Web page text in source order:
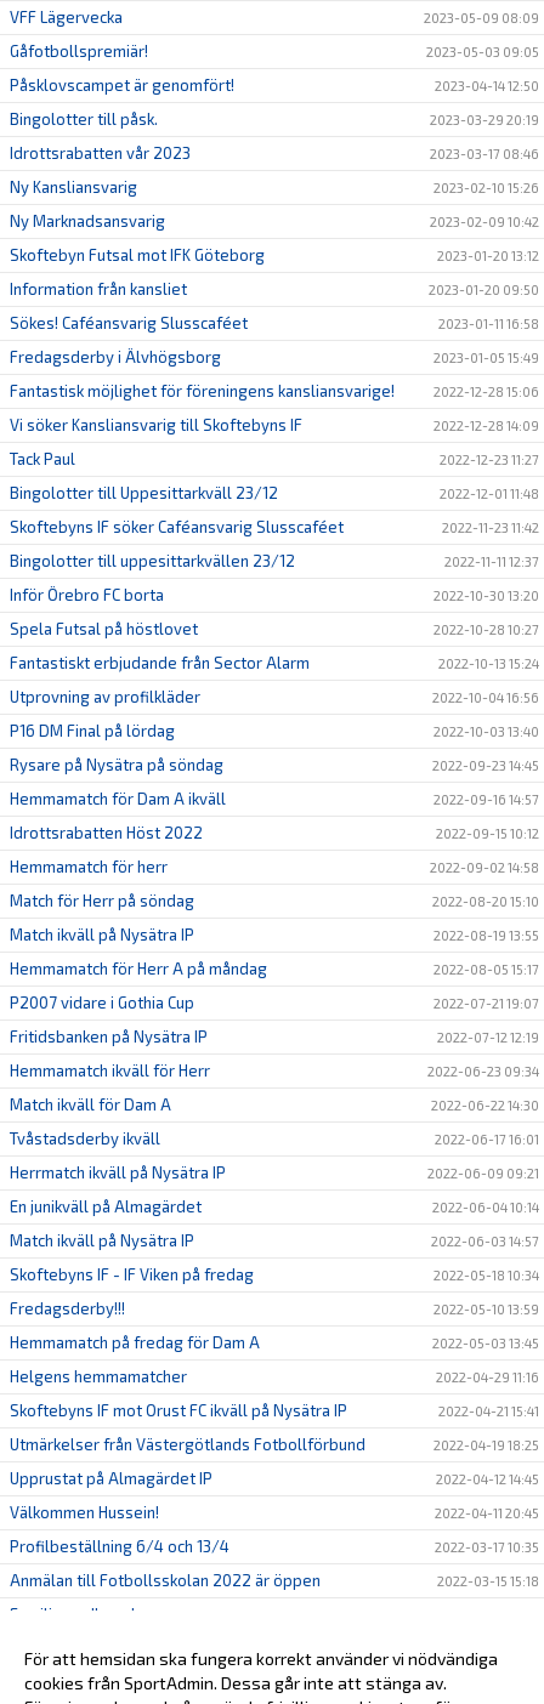
VFF Lägervecka 2023-05-09 08:09
Gåfotbollspremiär! 2023-05-03 09:05
Påsklovscampet är genomfört! 2023-04-14 12:50
Bingolotter till påsk. 2023-03-29 20:19
Idrottsrabatten vår 2023 2023-03-17 08:46
Ny Kansliansvarig 2023-02-10 15:26
Ny Marknadsansvarig 2023-02-09 10:42
Skoftebyn Futsal mot IFK Göteborg 2023-01-20 13:12
Information från kansliet 2023-01-20 09:50
Sökes! Caféansvarig Slusscaféet 2023-01-11 16:58
Fredagsderby i Älvhögsborg 2023-01-05 15:49
Fantastisk möjlighet för föreningens kansliansvarige! 2022-12-28 15:06
Vi söker Kansliansvarig till Skoftebyns IF 2022-12-28 14:09
Tack Paul 2022-12-23 11:27
Bingolotter till Uppesittarkväll 23/12 2022-12-01 11:48
Skoftebyns IF söker Caféansvarig Slusscaféet 2022-11-23 11:42
Bingolotter till uppesittarkvällen 23/12 2022-11-11 12:37
Inför Örebro FC borta 2022-10-30 13:20
Spela Futsal på höstlovet 2022-10-28 10:27
Fantastiskt erbjudande från Sector Alarm 2022-10-13 15:24
Utprovning av profilkläder 2022-10-04 16:56
P16 DM Final på lördag 2022-10-03 13:40
Rysare på Nysätra på söndag 2022-09-23 14:45
Hemmamatch för Dam A ikväll 2022-09-16 14:57
Idrottsrabatten Höst 2022 2022-09-15 10:12
Hemmamatch för herr 2022-09-02 14:58
Match för Herr på söndag 2022-08-20 15:10
Match ikväll på Nysätra IP 2022-08-19 13:55
Hemmamatch för Herr A på måndag 2022-08-05 15:17
P2007 vidare i Gothia Cup 2022-07-21 19:07
Fritidsbanken på Nysätra IP 2022-07-12 12:19
Hemmamatch ikväll för Herr 2022-06-23 09:34
Match ikväll för Dam A 2022-06-22 14:30
Tvåstadsderby ikväll 2022-06-17 16:01
Herrmatch ikväll på Nysätra IP 2022-06-09 09:21
En junikväll på Almagärdet 2022-06-04 10:14
Match ikväll på Nysätra IP 2022-06-03 14:57
Skoftebyns IF - IF Viken på fredag 2022-05-18 10:34
Fredagsderby!!! 2022-05-10 13:59
Hemmamatch på fredag för Dam A 2022-05-03 13:45
Helgens hemmamatcher 2022-04-29 11:16
Skoftebyns IF mot Orust FC ikväll på Nysätra IP 2022-04-21 15:41
Utmärkelser från Västergötlands Fotbollförbund 2022-04-19 18:25
Upprustat på Almagärdet IP 2022-04-12 14:45
Välkommen Hussein! 2022-04-11 20:45
Profilbeställning 6/4 och 13/4 2022-03-17 10:35
Anmälan till Fotbollsskolan 2022 är öppen 2022-03-15 15:18
Familjemedlemskap
2022-02-14 22:54
För att hemsidan ska fungera korrekt använder vi nödvändiga
cookies från SportAdmin. Dessa går inte att stänga av.